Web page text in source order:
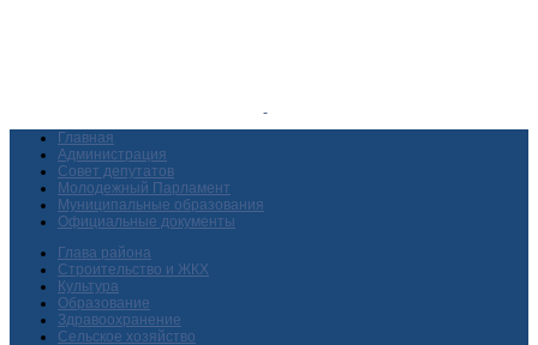
Главная
Администрация
Совет депутатов
Молодежный Парламент
Муниципальные образования
Официальные документы
Глава района
Строительство и ЖКХ
Культура
Образование
Здравоохранение
Сельское хозяйство